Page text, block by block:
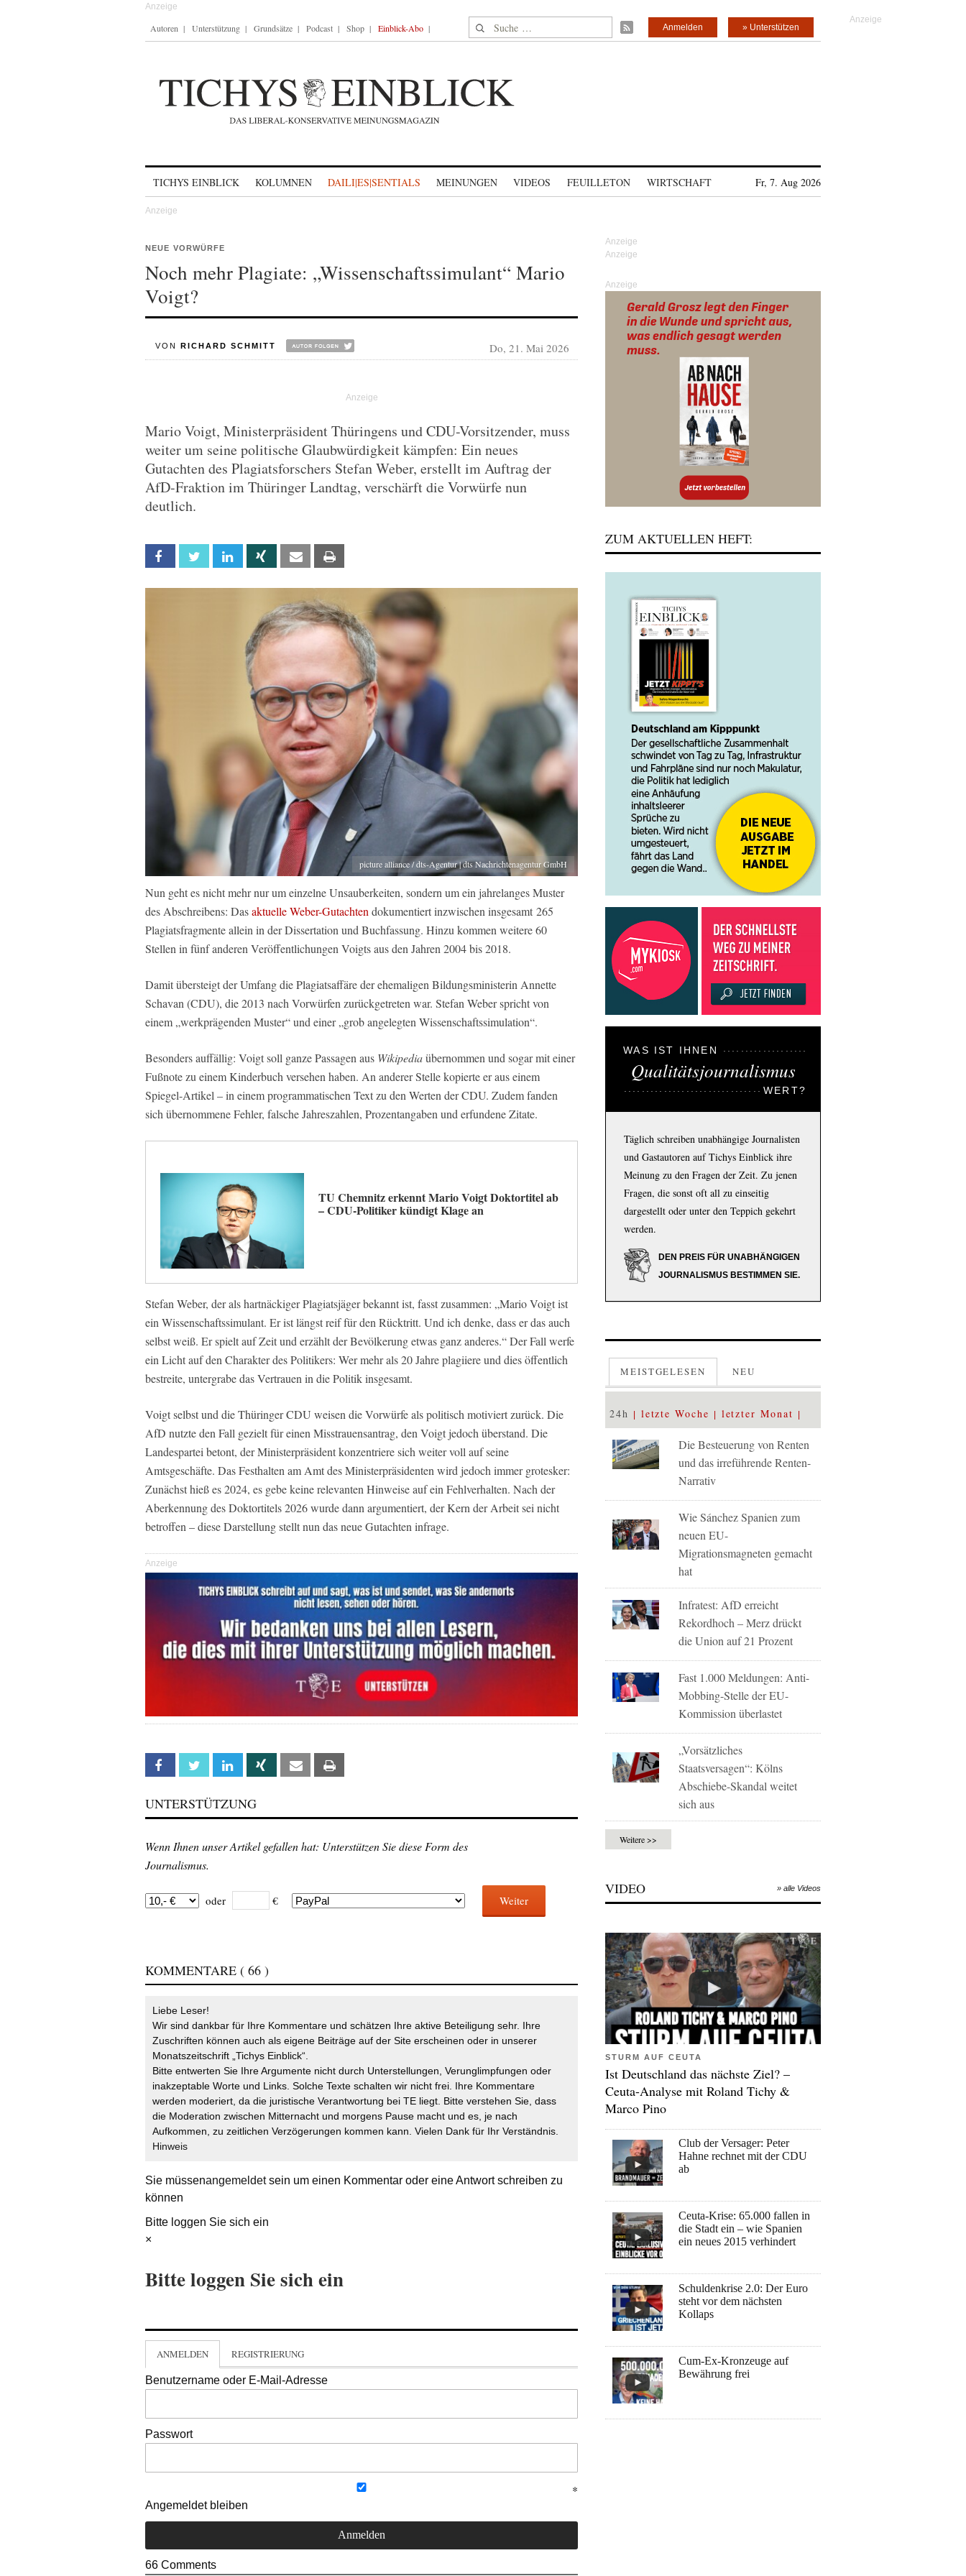
Autoren Unterstützung Grundsätze Podcast Shop Einblick-Abo Suche nach: » Unterstützen
Anmelden
TICHYS EINBLICK KOLUMNEN DAILI|ES|SENTIALS MEINUNGEN VIDEOS FEUILLETON WIRTSCHAFT Fr, 7. Aug 2026
NEUE VORWÜRFE
Noch mehr Plagiate: „Wissenschaftssimulant“ Mario
Voigt?
VON RICHARD SCHMITT Do, 21. Mai 2026
Mario Voigt, Ministerpräsident Thüringens und CDU-Vorsitzender, muss
weiter um seine politische Glaubwürdigkeit kämpfen: Ein neues
Gutachten des Plagiatsforschers Stefan Weber, erstellt im Auftrag der
AfD-Fraktion im Thüringer Landtag, verschärft die Vorwürfe nun
deutlich.
Facebook Twitter Linkedin Xing Email
picture alliance / dts-Agentur | dts Nachrichtenagentur GmbH
Nun geht es nicht mehr nur um einzelne Unsauberkeiten, sondern um ein jahrelanges Muster
des Abschreibens: Dasaktuelle Weber-Gutachten dokumentiert inzwischen insgesamt 265
Plagiatsfragmente allein in der Dissertation und Buchfassung. Hinzu kommen weitere 60
Stellen in fünf anderen Veröffentlichungen Voigts aus den Jahren 2004 bis 2018.
Damit übersteigt der Umfang die Plagiatsaffäre der ehemaligen Bildungsministerin Annette
Schavan (CDU), die 2013 nach Vorwürfen zurückgetreten war. Stefan Weber spricht von
einem „werkprägenden Muster“ und einer „grob angelegten Wissenschaftssimulation“.
Besonders auffällig: Voigt soll ganze Passagen aus Wikipediaübernommen und sogar mit einer
Fußnote zu einem Kinderbuch versehen haben. An anderer Stelle kopierte er aus einem
Spiegel-Artikel – in einem programmatischen Text zu den Werten der CDU. Zudem fanden
sich übernommene Fehler, falsche Jahreszahlen, Prozentangaben und erfundene Zitate.
TU Chemnitz erkennt Mario Voigt Doktortitel ab
– CDU-Politiker kündigt Klage an
Stefan Weber, der als hartnäckiger Plagiatsjäger bekannt ist, fasst zusammen: „Mario Voigt ist
ein Wissenschaftssimulant. Er ist längst reif für den Rücktritt. Und ich denke, dass er das auch
selbst weiß. Er spielt auf Zeit und erzählt der Bevölkerung etwas ganz anderes.“ Der Fall werfe
ein Licht auf den Charakter des Politikers: Wer mehr als 20 Jahre plagiiere und dies öffentlich
bestreite, untergrabe das Vertrauen in die Politik insgesamt.
Voigt selbst und die Thüringer CDU weisen die Vorwürfe als politisch motiviert zurück. Die
AfD nutzte den Fall gezielt für einen Misstrauensantrag, den Voigt jedoch überstand. Die
Landespartei betont, der Ministerpräsident konzentriere sich weiter voll auf seine
Amtsgeschäfte. Das Festhalten am Amt des Ministerpräsidenten wird jedoch immer grotesker:
Zunächst hieß es 2024, es gebe keine relevanten Hinweise auf ein Fehlverhalten. Nach der
Aberkennung des Doktortitels 2026 wurde dann argumentiert, der Kern der Arbeit sei nicht
betroffen – diese Darstellung stellt nun das neue Gutachten infrage.
Anzeige
Facebook Twitter Linkedin Xing Email
UNTERSTÜTZUNG
Wenn Ihnen unser Artikel gefallen hat: Unterstützen Sie diese Form des
Journalismus.
oder € Weiter
KOMMENTARE ( 66 )
Liebe Leser!
Wir sind dankbar für Ihre Kommentare und schätzen Ihre aktive Beteiligung sehr. Ihre
Zuschriften können auch als eigene Beiträge auf der Site erscheinen oder in unserer
Monatszeitschrift „Tichys Einblick“.
Bitte entwerten Sie Ihre Argumente nicht durch Unterstellungen, Verunglimpfungen oder
inakzeptable Worte und Links. Solche Texte schalten wir nicht frei. Ihre Kommentare
werden moderiert, da die juristische Verantwortung bei TE liegt. Bitte verstehen Sie, dass
die Moderation zwischen Mitternacht und morgens Pause macht und es, je nach
Aufkommen, zu zeitlichen Verzögerungen kommen kann. Vielen Dank für Ihr Verständnis.
Hinweis
Sie müssenangemeldetsein um einen Kommentar oder eine Antwort schreiben zu
können
Bitte loggen Sie sich ein
×
Bitte loggen Sie sich ein
ANMELDEN REGISTRIERUNG
Benutzername oder E-Mail-Adresse
Passwort
Angemeldet bleiben
66 Comments
Anzeige
ZUM AKTUELLEN HEFT:
WAS IST IHNEN
Qualitätsjournalismus
WERT?
Täglich schreiben unabhängige Journalisten
und Gastautoren auf Tichys Einblick ihre
Meinung zu den Fragen der Zeit. Zu jenen
Fragen, die sonst oft all zu einseitig
dargestellt oder unter den Teppich gekehrt
werden.
DEN PREIS FÜR UNABHÄNGIGEN
JOURNALISMUS BESTIMMEN SIE.
MEISTGELESEN NEU
24h letzte Woche letzter Monat
Die Besteuerung von Renten
und das irreführende Renten-
Narrativ
Wie Sánchez Spanien zum
neuen EU-
Migrationsmagneten gemacht
hat
Infratest: AfD erreicht
Rekordhoch – Merz drückt
die Union auf 21 Prozent
Fast 1.000 Meldungen: Anti-
Mobbing-Stelle der EU-
Kommission überlastet
„Vorsätzliches
Staatsversagen“: Kölns
Abschiebe-Skandal weitet
sich aus
Weitere >>
VIDEO » alle Videos
STURM AUF CEUTA
Ist Deutschland das nächste Ziel? –
Ceuta-Analyse mit Roland Tichy &
Marco Pino
Club der Versager: Peter
Hahne rechnet mit der CDU
ab
Ceuta-Krise: 65.000 fallen in
die Stadt ein – wie Spanien
ein neues 2015 verhindert
Schuldenkrise 2.0: Der Euro
steht vor dem nächsten
Kollaps
Cum-Ex-Kronzeuge auf
Bewährung frei